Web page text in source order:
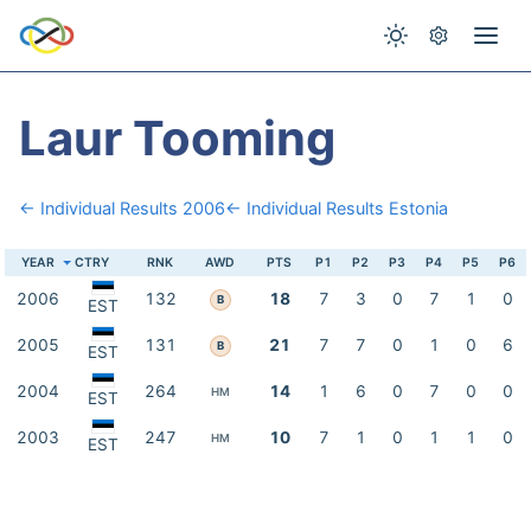
Laur Tooming
← Individual Results 2006← Individual Results Estonia
YEAR CTRY RNK AWD PTS P1 P2 P3 P4 P5 P6
2006 EST 132 B 18 7 3 0 7 1 0
2005 EST 131 B 21 7 7 0 1 0 6
2004 EST 264 HM 14 1 6 0 7 0 0
2003 EST 247 HM 10 7 1 0 1 1 0